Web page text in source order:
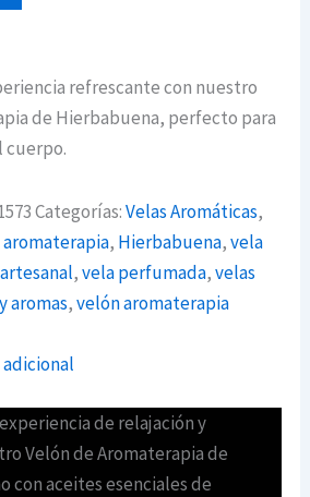
refrescante con nuestro
de Hierbabuena, perfecto para
cuerpo.
Categorías:Velas Aromáticas,
aromaterapia, Hierbabuena,vela
,vela perfumada,velas
aromas,velón aromaterapia
de relajación y
Velón de Aromaterapia de
con aceites esenciales de